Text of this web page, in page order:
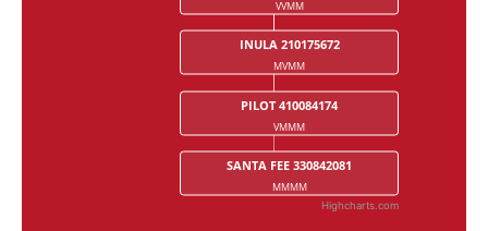
VVMM
INULA 210175672
MVMM
PILOT 410084174
VMMM
SANTA FEE 330842081
MMMM
Highcharts.com